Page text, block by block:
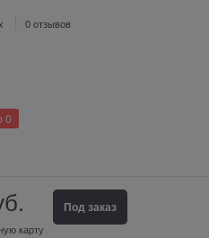
0 отзывов
0
карту
Под заказ